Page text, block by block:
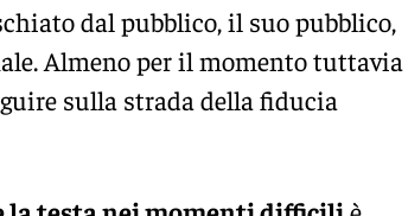
dal pubblico, il suo pubblico,
Almeno per il momento tuttavia
sulla strada della fiducia